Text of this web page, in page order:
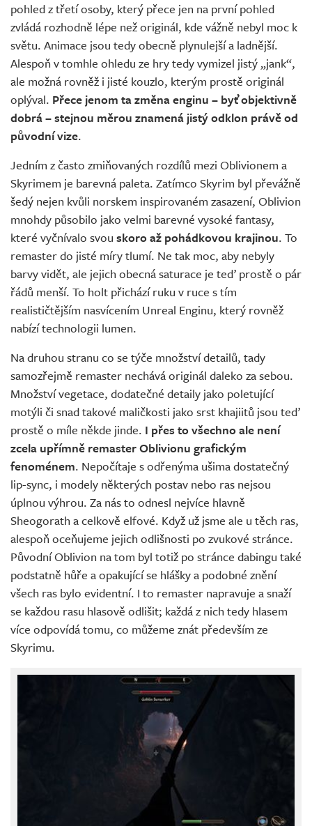
pohled z třetí osoby, který přece jen na první pohled
zvládá rozhodně lépe než originál, kde vážně nebyl moc k
světu. Animace jsou tedy obecně plynulejší a ladnější.
Alespoň v tomhle ohledu ze hry tedy vymizel jistý „jank“,
ale možná rovněž i jisté kouzlo, kterým prostě originál
oplýval. Přece jenom ta změna enginu – byť objektivně
dobrá – stejnou měrou znamená jistý odklon právě od
původní vize.
Jedním z často zmiňovaných rozdílů mezi Oblivionem a
Skyrimem je barevná paleta. Zatímco Skyrim byl převážně
šedý nejen kvůli norskem inspirovaném zasazení, Oblivion
mnohdy působilo jako velmi barevné vysoké fantasy,
které vyčnívalo svou skoro až pohádkovou krajinou. To
remaster do jisté míry tlumí. Ne tak moc, aby nebyly
barvy vidět, ale jejich obecná saturace je teď prostě o pár
řádů menší. To holt přichází ruku v ruce s tím
realističtějším nasvícením Unreal Enginu, který rovněž
nabízí technologii lumen.
Na druhou stranu co se týče množství detailů, tady
samozřejmě remaster nechává originál daleko za sebou.
Množství vegetace, dodatečné detaily jako poletující
motýli či snad takové maličkosti jako srst khajiitů jsou teď
prostě o míle někde jinde. I přes to všechno ale není
zcela upřímně remaster Oblivionu grafickým
fenoménem. Nepočítaje s odřenýma ušima dostatečný
lip-sync, i modely některých postav nebo ras nejsou
úplnou výhrou. Za nás to odnesl nejvíce hlavně
Sheogorath a celkově elfové. Když už jsme ale u těch ras,
alespoň oceňujeme jejich odlišnosti po zvukové stránce.
Původní Oblivion na tom byl totiž po stránce dabingu také
podstatně hůře a opakující se hlášky a podobné znění
všech ras bylo evidentní. I to remaster napravuje a snaží
se každou rasu hlasově odlišit; každá z nich tedy hlasem
více odpovídá tomu, co můžeme znát především ze
Skyrimu.